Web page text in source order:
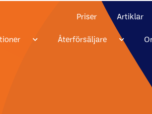
Priser Artiklar
Återförsäljare